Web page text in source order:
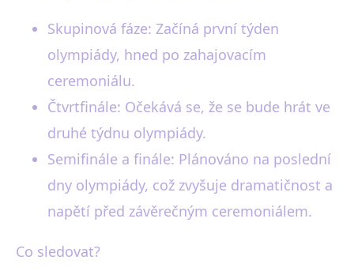
Skupinová fáze: Začíná první týden
olympiády, hned po zahajovacím
ceremoniálu.
Čtvrtfinále: Očekává se, že se bude hrát ve
druhé týdnu olympiády.
Semifinále a finále: Plánováno na poslední
dny olympiády, což zvyšuje dramatičnost a
napětí před závěrečným ceremoniálem.
Co sledovat?